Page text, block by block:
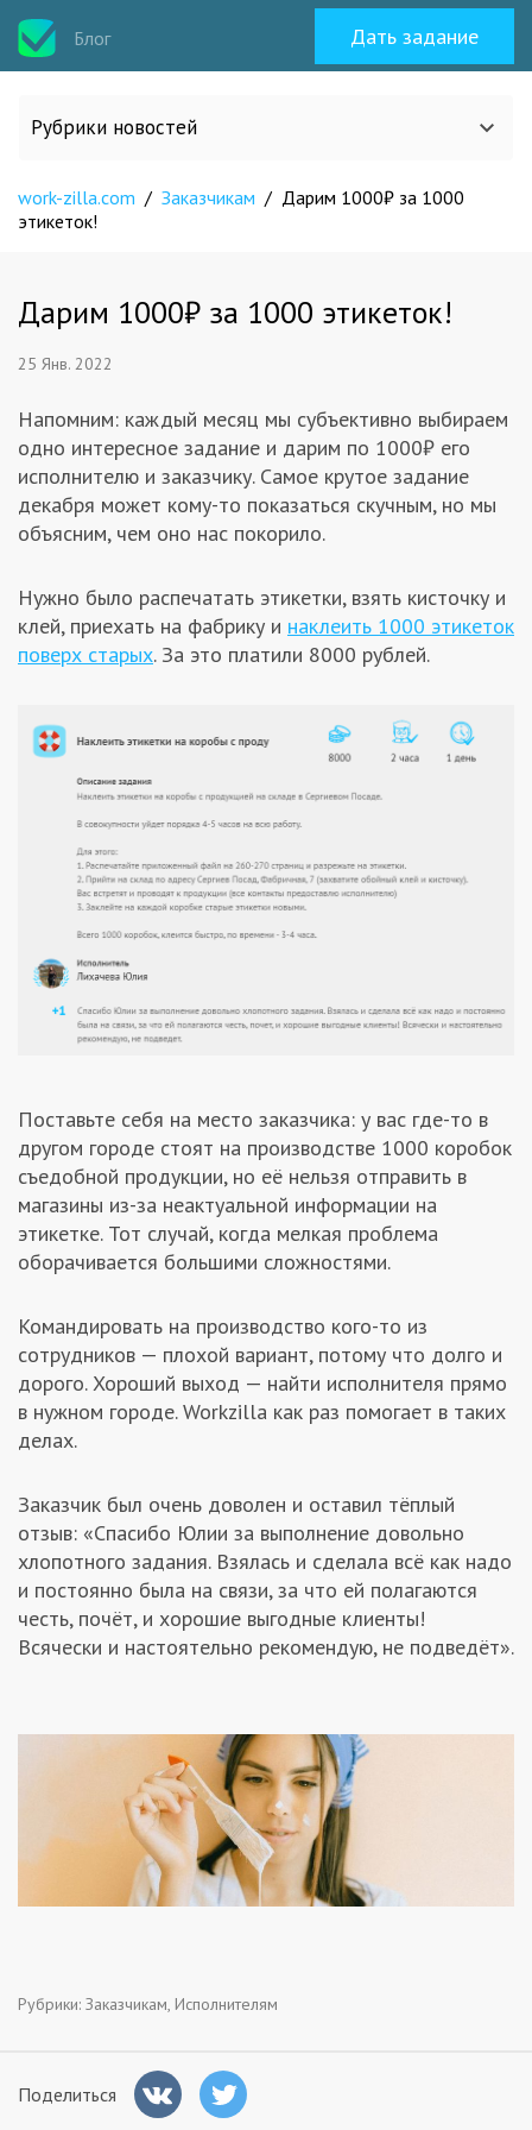
Блог Дать задание
Рубрики новостей
Все статьи
Новости сервиса
Исполнителям
Полезное
work-zilla.com / Заказчикам / Дарим 1000₽ за 1000
этикеток!
Дарим 1000₽ за 1000 этикеток!
25 Янв. 2022
Напомним: каждый месяц мы субъективно выбираем
одно интересное задание и дарим по 1000₽ его
исполнителю и заказчику. Самое крутое задание
декабря может кому-то показаться скучным, но мы
объясним, чем оно нас покорило.
Нужно было распечатать этикетки, взять кисточку и
клей, приехать на фабрику и наклеить 1000 этикеток
поверх старых. За это платили 8000 рублей.
Поставьте себя на место заказчика: у вас где-то в
другом городе стоят на производстве 1000 коробок
съедобной продукции, но её нельзя отправить в
магазины из-за неактуальной информации на
этикетке. Тот случай, когда мелкая проблема
оборачивается большими сложностями.
Командировать на производство кого-то из
сотрудников — плохой вариант, потому что долго и
дорого. Хороший выход — найти исполнителя прямо
в нужном городе. Workzilla как раз помогает в таких
делах.
Заказчик был очень доволен и оставил тёплый
отзыв: «Спасибо Юлии за выполнение довольно
хлопотного задания. Взялась и сделала всё как надо
и постоянно была на связи, за что ей полагаются
честь, почёт, и хорошие выгодные клиенты!
Всячески и настоятельно рекомендую, не подведёт».
Рубрики: Заказчикам, Исполнителям
Поделиться